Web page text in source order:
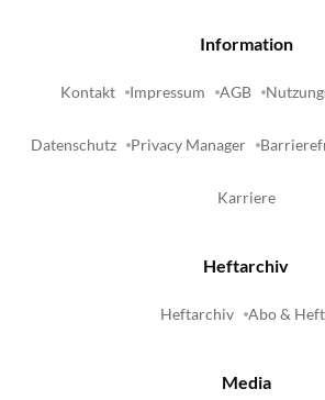
Information
Kontakt Impressum AGB
Datenschutz Privacy Manager
Karriere
Heftarchiv
Heftarchiv Abo &
Media